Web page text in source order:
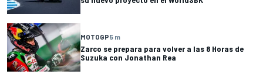
MOTOGP5 m
Zarco se prepara para volver a las 8 Horas de
Suzuka con Jonathan Rea